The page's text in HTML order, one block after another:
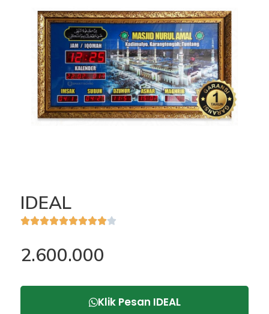
IDEAL

10
2.600.000
Klik Pesan IDEAL